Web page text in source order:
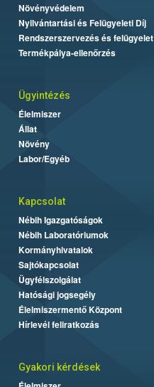
Növényvédelem
Nyilvántartási és Felügyeleti Díj
Rendszerszervezés és felügyelet
Termékpálya-ellenőrzés
Ügyintézés
Élelmiszer
Állat
Növény
Labor/Egyéb
Kapcsolat
Nébih Igazgatóságok
Nébih Laboratóriumok
Kormányhivatalok
Sajtókapcsolat
Ügyfélszolgálat
Hatósági jogsegély
Élelmiszermentő Központ
Hírlevél feliratkozás
Gyakori kérdések